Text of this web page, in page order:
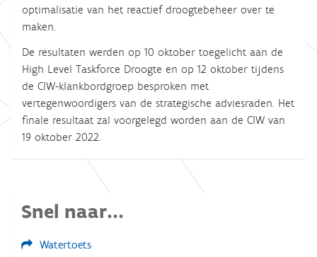
optimalisatie van het reactief droogtebeheer over te
maken.
De resultaten werden op 10 oktober toegelicht aan de
High Level Taskforce Droogte en op 12 oktober tijdens
de CIW-klankbordgroep besproken met
vertegenwoordigers van de strategische adviesraden. Het
finale resultaat zal voorgelegd worden aan de CIW van
19 oktober 2022.
Snel naar...
Watertoets